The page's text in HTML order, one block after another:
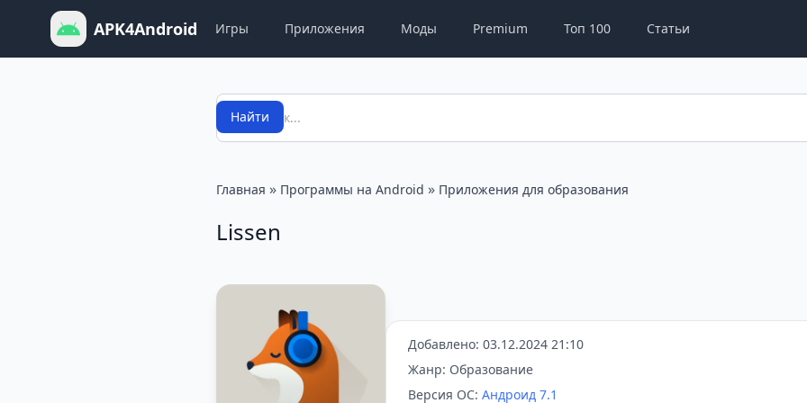
APK4Android Игры Приложения Моды Premium Топ 100 Статьи
Поиск
Найти
Главная » Программы на Android » Приложения для образования
Lissen
Добавлено: 03.12.2024 21:10
Жанр: Образование
Версия ОС: Андроид 7.1